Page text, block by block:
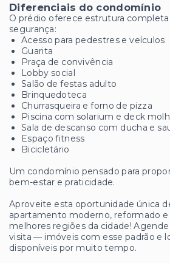
Diferenciais do condomínio
O prédio oferece estrutura completa
segurança:
Acesso para pedestres e veículos
Guarita
Praça de convivência
Lobby social
Salão de festas adulto
Brinquedoteca
Churrasqueira e forno de pizza
Piscina com solarium e deck
Sala de descanso com ducha e
Espaço fitness
Bicicletário
Um condomínio pensado para
bem-estar e praticidade.
Aproveite esta oportunidade única
apartamento moderno, reformado
melhores regiões da cidade!
visita — imóveis com esse padrão e
disponíveis por muito tempo.